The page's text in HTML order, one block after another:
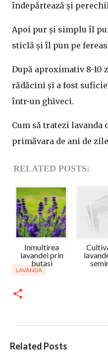
îndepărtează și
Apoi pur și simplu îl
sticlă și îl pun pe
După aproximativ 8-10
rădăcini și a fost
într-un ghiveci.
Cum să tratezi lavanda
primăvara de ani de
RELATED POSTS:
Inmultirea
lavandei prin
butasi
LAVANDA
Related Posts
C